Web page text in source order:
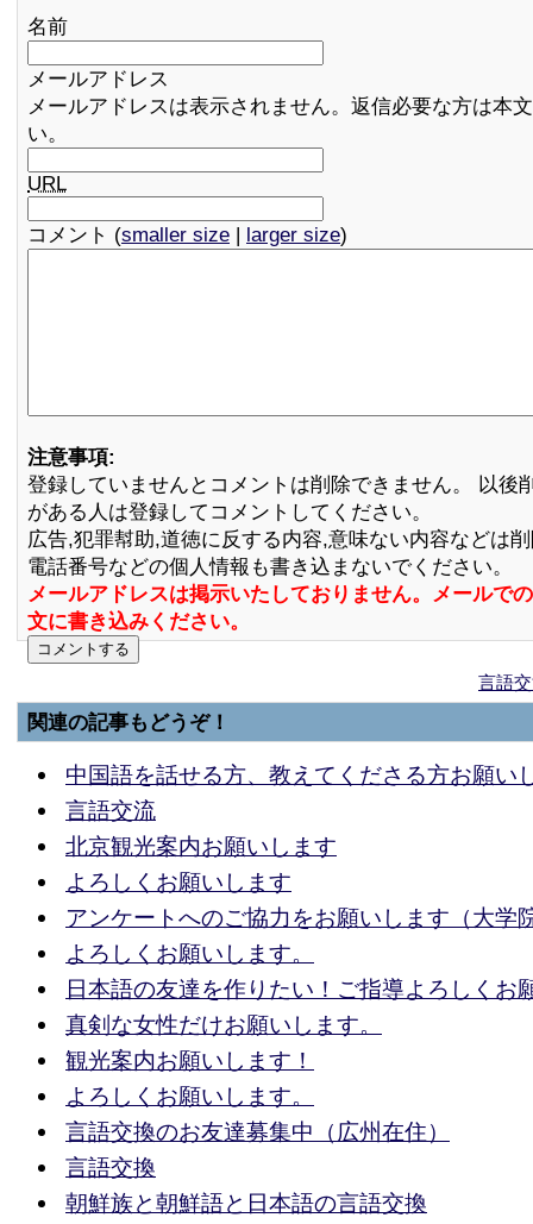
名前
メールアドレス
メールアドレスは表示されません。返信必要な方は本
い。
URL
コメント (smaller size | larger size)
注意事項:
登録していませんとコメントは削除できません。 以後
がある人は登録してコメントしてください。
広告,犯罪幇助,道徳に反する内容,意味ない内容などは
電話番号などの個人情報も書き込まないでください。
メールアドレスは掲示いたしておりません。メールで
文に書き込みください。
言語
関連の記事もどうぞ！
中国語を話せる方、教えてくださる方お願い
言語交流
北京観光案内お願いします
よろしくお願いします
アンケートへのご協力をお願いします（大学
よろしくお願いします。
日本語の友達を作りたい！ご指導よろしくお
真剣な女性だけお願いします。
観光案内お願いします！
よろしくお願いします。
言語交換のお友達募集中（広州在住）
言語交換
朝鮮族と朝鮮語と日本語の言語交換